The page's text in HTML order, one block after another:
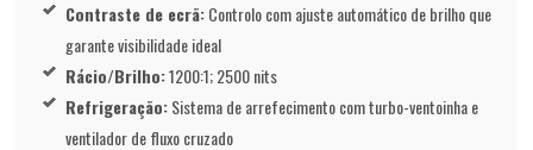
Contraste de ecrã:Controlo com ajuste automático de brilho que
garante visibilidade ideal
Rácio/Brilho:1200:1; 2500 nits
Refrigeração:Sistema de arrefecimento com turbo-ventoinha e
ventilador de fluxo cruzado